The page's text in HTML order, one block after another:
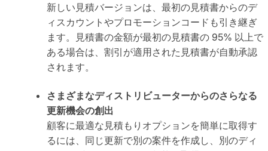
新しい見積バージョンは、最初の見積書からのデ
ィスカウントやプロモーションコードも引き継ぎ
ます。見積書の金額が最初の見積書の 95% 以上で
ある場合は、割引が適用された見積書が自動承認
されます。
さまざまなディストリビューターからのさらなる
更新機会の創出
顧客に最適な見積もりオプションを簡単に取得す
るには、同じ更新で別の案件を作成し、別のディ